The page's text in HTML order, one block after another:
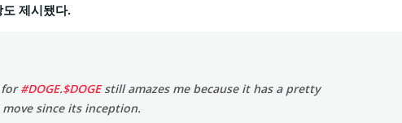
제시됐다.
for#DOGE.$DOGEstill amazes me because it has a pretty
since its inception.